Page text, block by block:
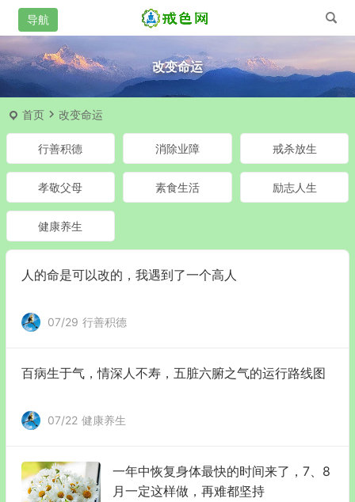
改变命运
首页 改变命运
行善积德 消除业障 戒杀放生
孝敬父母 素食生活 励志人生
健康养生
人的命是可以改的，我遇到了一个高人
07/29 行善积德
百病生于气，情深人不寿，五脏六腑之气的运行路线图
07/22 健康养生
一年中恢复身体最快的时间来了，7、8
月一定这样做，再难都坚持